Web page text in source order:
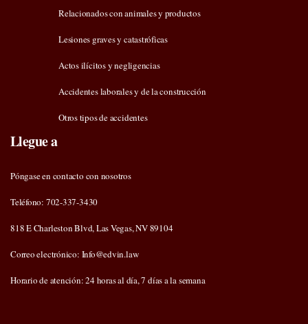
Relacionados con animales y productos
Lesiones graves y catastróficas
Actos ilícitos y negligencias
Accidentes laborales y de la construcción
Otros tipos de accidentes
Llegue a
Póngase en contacto con nosotros
Teléfono: 702-337-3430
818 E Charleston Blvd, Las Vegas, NV 89104
Correo electrónico: Info@edvin.law
Horario de atención: 24 horas al día, 7 días a la semana